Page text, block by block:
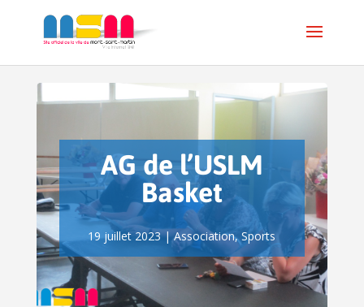
AG de l’USLM
Basket
19 juillet 2023|Association,Sports